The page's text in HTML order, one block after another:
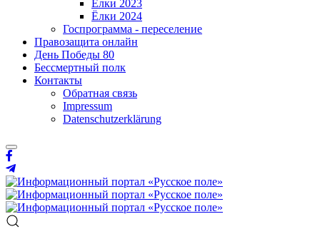
Ёлки 2023
Ёлки 2024
Госпрограмма - переселение
Правозащита онлайн
День Победы 80
Бессмертный полк
Контакты
Обратная связь
Impressum
Datenschutzerklärung